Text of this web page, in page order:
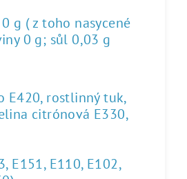
g ( z toho nasycené
0 g; sůl 0,03 g
E420, rostlinný tuk,
citrónová E330,
E151, E110, E102,